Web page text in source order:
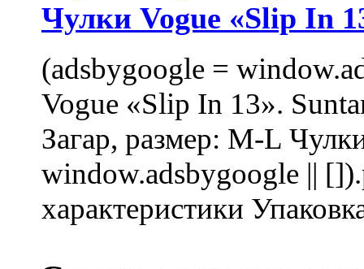
Чулки Vogue «Slip In
(adsbygoogle =
Vogue «Slip In 13».
Загар, размер: M-L
window.adsbygoogle ||
характеристики